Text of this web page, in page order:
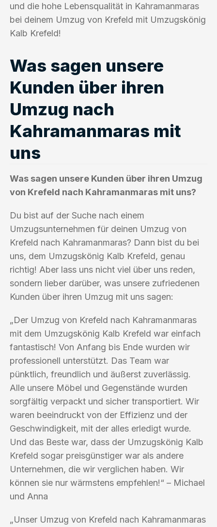
und die hohe Lebensqualität in Kahramanmaras
bei deinem Umzug von Krefeld mit Umzugskönig
Kalb Krefeld!
Was sagen unsere
Kunden über ihren
Umzug nach
Kahramanmaras mit
uns
Was sagen unsere Kunden über ihren Umzug
von Krefeld nach Kahramanmaras mit uns?
Du bist auf der Suche nach einem
Umzugsunternehmen für deinen Umzug von
Krefeld nach Kahramanmaras? Dann bist du bei
uns, dem Umzugskönig Kalb Krefeld, genau
richtig! Aber lass uns nicht viel über uns reden,
sondern lieber darüber, was unsere zufriedenen
Kunden über ihren Umzug mit uns sagen:
„Der Umzug von Krefeld nach Kahramanmaras
mit dem Umzugskönig Kalb Krefeld war einfach
fantastisch! Von Anfang bis Ende wurden wir
professionell unterstützt. Das Team war
pünktlich, freundlich und äußerst zuverlässig.
Alle unsere Möbel und Gegenstände wurden
sorgfältig verpackt und sicher transportiert. Wir
waren beeindruckt von der Effizienz und der
Geschwindigkeit, mit der alles erledigt wurde.
Und das Beste war, dass der Umzugskönig Kalb
Krefeld sogar preisgünstiger war als andere
Unternehmen, die wir verglichen haben. Wir
können sie nur wärmstens empfehlen!“ – Michael
und Anna
„Unser Umzug von Krefeld nach Kahramanmaras